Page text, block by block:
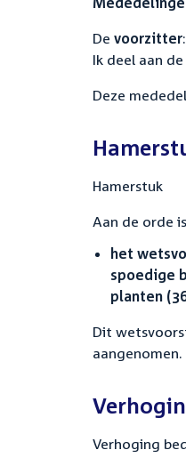
De voorzitter:
Ik deel aan
Deze
Hamerstuk
Aan de orde
het
spoedige
planten
Dit
aangenomen.
Verhoging